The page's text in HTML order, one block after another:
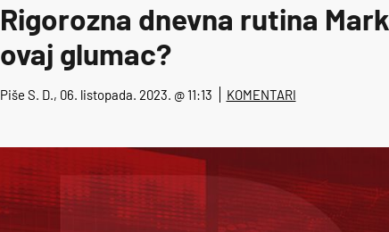
Rigorozna dnevna rutina
ovaj glumac?
Piše S. D., 06. listopada. 2023. @ 11:13 KOMENTARI